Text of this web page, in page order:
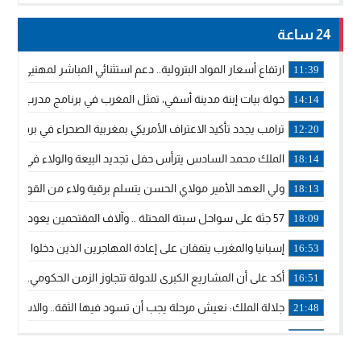
24 ساعة
11:39 ارتفاع أسعار المواد البترولية.. دعم استثنائي المباشر لمهنيي
14:14 خولة بيات إبنة مدينة أسفي، تمثل المغرب في برنامج مدرب
12:20 ترامب يجدد تأكيد الاعتراف الأمريكي بمغربية الصحراء في برقية
18:14 الملك محمد السادس يترأس حفل تجديد البيعة والولاء في
18:13 ولي العهد الأمير مولاي الحسن يتسلم برقية ولاء من القوات
18:09 57 جثة على سواحل سبتة المحتلة .. وآلاف المقتحمين يعودون إلى المغرب
16:53 إسبانيا والمغرب يتفقان على إعادة المهاجرين الذين دخلوا سبتة
16:51 أكد على أن المشاريع الكبرى للدولة تتجاوز الزمن الحكومي..
21:48 جلالة الملك: نعيش مرحلة يجب أن تسود فيها الثقة..